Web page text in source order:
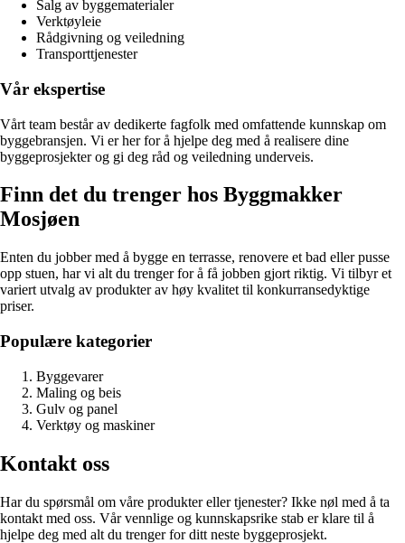
Salg av byggematerialer
Verktøyleie
Rådgivning og veiledning
Transporttjenester
Vår ekspertise
Vårt team består av dedikerte fagfolk med omfattende kunnskap om
byggebransjen. Vi er her for å hjelpe deg med å realisere dine
byggeprosjekter og gi deg råd og veiledning underveis.
Finn det du trenger hos Byggmakker
Mosjøen
Enten du jobber med å bygge en terrasse, renovere et bad eller pusse
opp stuen, har vi alt du trenger for å få jobben gjort riktig. Vi tilbyr et
variert utvalg av produkter av høy kvalitet til konkurransedyktige
priser.
Populære kategorier
Byggevarer
Maling og beis
Gulv og panel
Verktøy og maskiner
Kontakt oss
Har du spørsmål om våre produkter eller tjenester? Ikke nøl med å ta
kontakt med oss. Vår vennlige og kunnskapsrike stab er klare til å
hjelpe deg med alt du trenger for ditt neste byggeprosjekt.